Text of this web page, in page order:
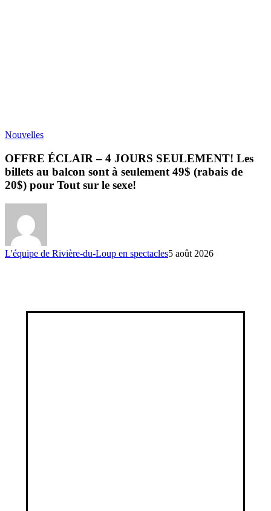
Nouvelles
OFFRE ÉCLAIR – 4 JOURS SEULEMENT! Les
billets au balcon sont à seulement 49$ (rabais de
20$) pour Tout sur le sexe!
L'équipe de Rivière-du-Loup en spectacles5 août 2026